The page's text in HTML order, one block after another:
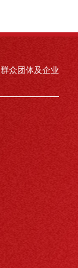
群众团体及企业